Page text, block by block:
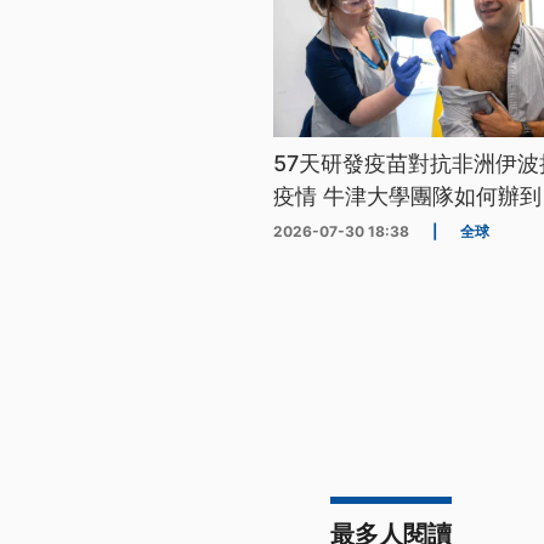
57天研發疫苗對抗非洲伊
疫情 牛津大學團隊如何辦
2026-07-30 18:38 全球
最多人閱讀